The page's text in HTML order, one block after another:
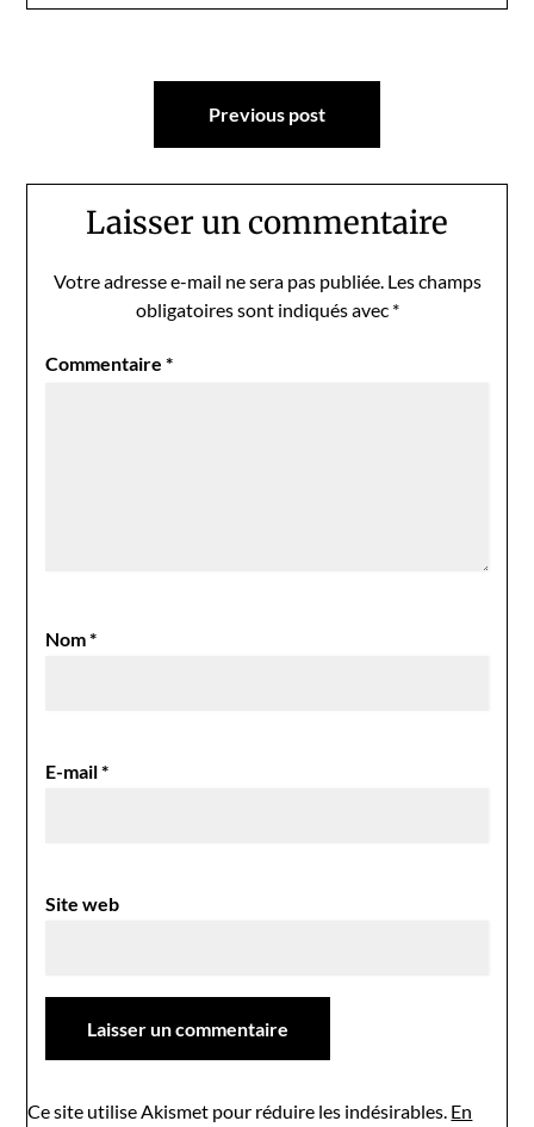
Navigation
Previous post
Laisser un commentaire
Votre adresse e-mail ne sera pas publiée. Les champs
obligatoires sont indiqués avec *
Commentaire*
Nom*
E-mail*
Site web
Ce site utilise Akismet pour réduire les indésirables. En